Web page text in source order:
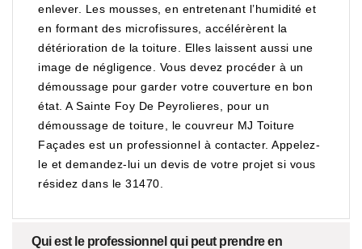
enlever. Les mousses, en entretenant l’humidité et
en formant des microfissures, accélérèrent la
détérioration de la toiture. Elles laissent aussi une
image de négligence. Vous devez procéder à un
démoussage pour garder votre couverture en bon
état. A Sainte Foy De Peyrolieres, pour un
démoussage de toiture, le couvreur MJ Toiture
Façades est un professionnel à contacter. Appelez-
le et demandez-lui un devis de votre projet si vous
résidez dans le 31470.
Qui est le professionnel qui peut prendre en